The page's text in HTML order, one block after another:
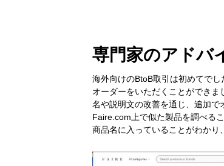
専門家のアドバ
海外向けのBtoB取引は初めてで
オーダーをいただくことができ
名や説明文の改善を通じ、追加
Faire.com上で似た製品を調べる
商品名に入っていることがわかり